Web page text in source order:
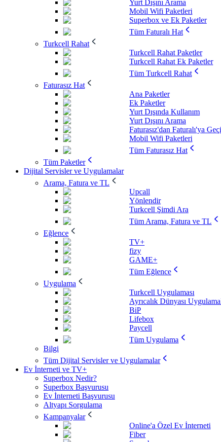
Yurt Dışını Arama
Mobil Wifi Paketleri
Superbox ve Ek Paketler
Tüm Faturalı Hat
Turkcell Rahat
Turkcell Rahat Paketler
Turkcell Rahat Ek Paketler
Tüm Turkcell Rahat
Faturasız Hat
Ana Paketler
Ek Paketler
Yurt Dışında Kullanım
Yurt Dışını Arama
Faturasız'dan Faturalı'ya
Mobil Wifi Paketleri
Tüm Faturasız Hat
Tüm Paketler
Dijital Servisler ve Uygulamalar
Arama, Fatura ve TL
Upcall
Yönlendir
Turkcell Şimdi Ara
Tüm Arama, Fatura ve TL
Eğlence
TV+
fizy
GAME+
Tüm Eğlence
Uygulama
Turkcell Uygulaması
Ayrıcalık Dünyası
BiP
Lifebox
Paycell
Tüm Uygulama
Bilgi
Tüm Dijital Servisler ve Uygulamalar
Ev İnterneti ve TV+
Superbox Nedir?
Superbox Başvurusu
Ev İnterneti Başvurusu
Altyapı Sorgulama
Kampanyalar
Online'a Özel Ev İnterneti
Fiber